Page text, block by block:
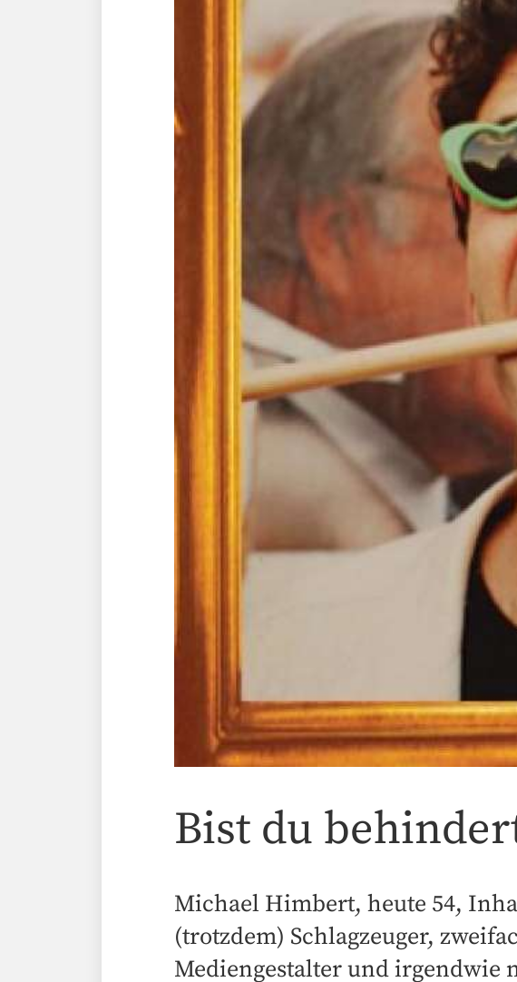
Bist du
Michael Himbert, heute 54,
(trotzdem) Schlagzeuger,
Mediengestalter und irgendwie